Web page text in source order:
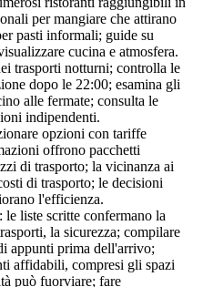
per mangiare che attirano
pasti informali; guide su
cucina e atmosfera.
trasporti notturni; controlla le
dopo le 22:00; esamina gli
alle fermate; consulta le
indipendenti.
opzioni con tariffe
offrono pacchetti
di trasporto; la vicinanza ai
di trasporto; le decisioni
l'efficienza.
liste scritte confermano la
la sicurezza; compilare
appunti prima dell'arrivo;
affidabili, compresi gli spazi
può fuorviare; fare